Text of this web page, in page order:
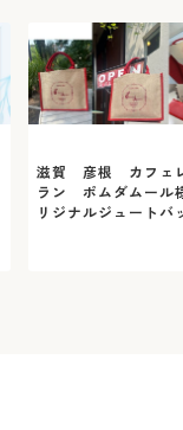
滋賀 彦根 カフェ
ラン ポムダムー
リジナルジュートバ